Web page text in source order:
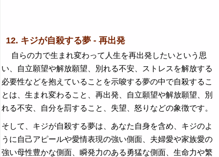
12. キジが自殺する夢 - 再出発
自らの力で生まれ変わって人生を再出発したいという思
い、自立願望や解放願望、別れる不安、ストレスを解放する
必要性などを抱えていることを示唆する夢の中で自殺するこ
とは、生まれ変わること、再出発、自立願望や解放願望、別
れる不安、自分を罰すること、失望、怒りなどの象徴です。
そして、キジが自殺する夢は、あなた自身を含め、キジのよ
うに自己アピールや愛情表現の強い側面、夫婦愛や家族愛の
強い母性豊かな側面、瞬発力のある勇猛な側面、生命力や繁